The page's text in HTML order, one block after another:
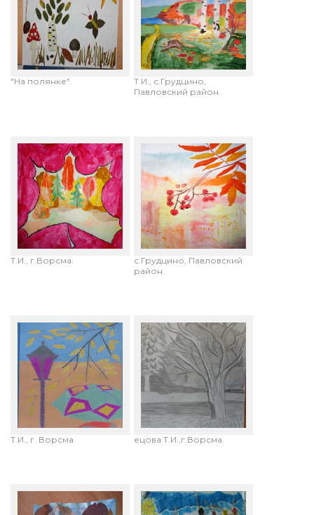
Баяскина Александра, 2
года (совместное с
родителями творчество).
"На полянке".
Баландина Алина,8
лет."Осенний день".
Руководитель: Кузнецова
Т.И., с.Грудцино,
Павловский район.
Исаев Илья,11 лет.
"Отражение".
Руководитель:Кузнецова
Т.И., г.Ворсма.
Баландина Алина, 8 лет.
"Рябинка". Руководитель:
Кузнецова Т.И.,
с.Грудцино, Павловский
район.
Сторожкова Елизавета, 14
лет. "В осеннем парке".
Руководитель: Кузнецова
Т.И., г. Ворсма.
Байдакова Анастасия,12
лет. "Осенний
мотив".Руководитель:Кузн
ецова Т.И.,г.Ворсма.